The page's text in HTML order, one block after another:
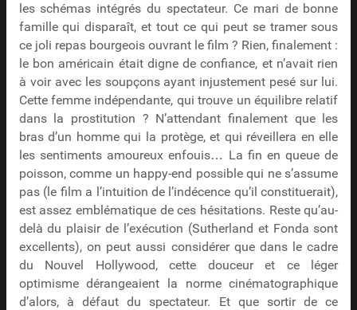
les schémas intégrés du spectateur. Ce mari de bonne
famille qui disparaît, et tout ce qui peut se tramer sous
ce joli repas bourgeois ouvrant le film ? Rien, finalement :
le bon américain était digne de confiance, et n’avait rien
à voir avec les soupçons ayant injustement pesé sur lui.
Cette femme indépendante, qui trouve un équilibre relatif
dans la prostitution ? N’attendant finalement que les
bras d’un homme qui la protège, et qui réveillera en elle
les sentiments amoureux enfouis… La fin en queue de
poisson, comme un happy-end possible qui ne s’assume
pas (le film a l’intuition de l’indécence qu’il constituerait),
est assez emblématique de ces hésitations. Reste qu’au-
delà du plaisir de l’exécution (Sutherland et Fonda sont
excellents), on peut aussi considérer que dans le cadre
du Nouvel Hollywood, cette douceur et ce léger
optimisme dérangeaient la norme cinématographique
d’alors, à défaut du spectateur. Et que sortir de ce